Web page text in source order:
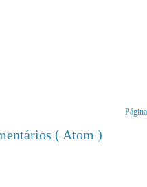
( Atom )